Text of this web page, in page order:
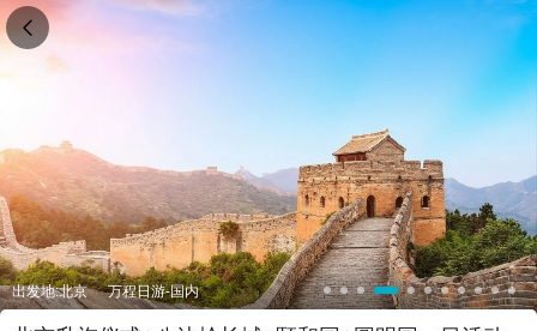
出发地:北京 万程日游-国内
